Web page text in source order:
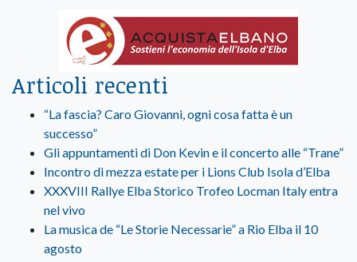
Articoli recenti
“La fascia? Caro Giovanni, ogni cosa fatta è un
successo”
Gli appuntamenti di Don Kevin e il concerto alle “Trane”
Incontro di mezza estate per i Lions Club Isola d’Elba
XXXVIII Rallye Elba Storico Trofeo Locman Italy entra
nel vivo
La musica de “Le Storie Necessarie” a Rio Elba il 10
agosto